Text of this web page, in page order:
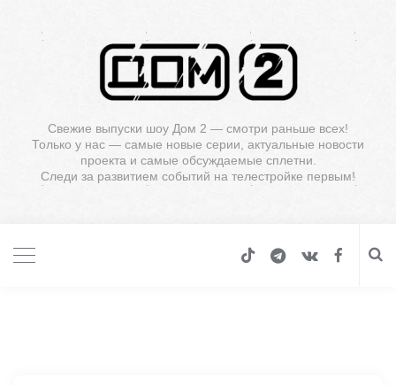
Свежие выпуски шоу Дом 2 — смотри раньше всех!
Только у нас — самые новые серии, актуальные новости
проекта и самые обсуждаемые сплетни.
Следи за развитием событий на телестройке первым!